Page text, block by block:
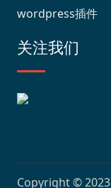
wordpress插件
关注我们
Copyright © 2023